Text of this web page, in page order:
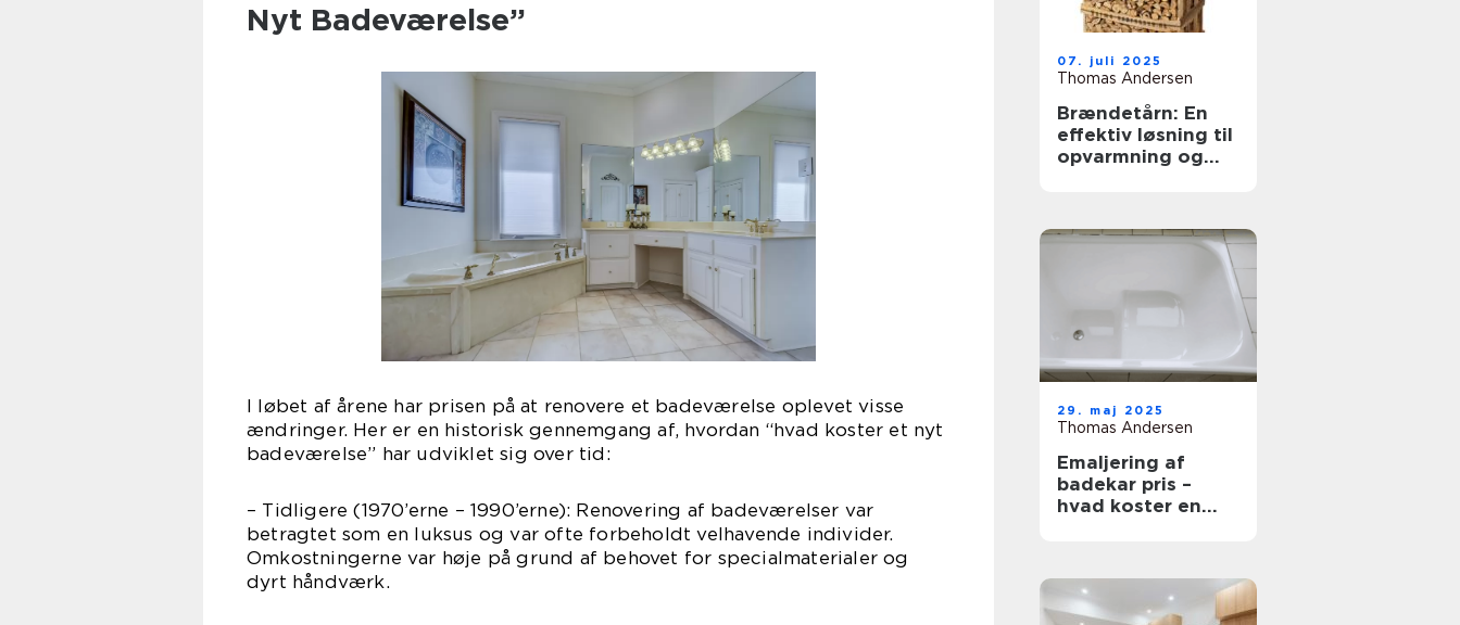
Nyt Badeværelse”
I løbet af årene har prisen på at renovere et badeværelse oplevet visse
ændringer. Her er en historisk gennemgang af, hvordan “hvad koster et nyt
badeværelse” har udviklet sig over tid:
– Tidligere (1970’erne – 1990’erne): Renovering af badeværelser var
betragtet som en luksus og var ofte forbeholdt velhavende individer.
Omkostningerne var høje på grund af behovet for specialmaterialer og
dyrt håndværk.
07. juli 2025
Thomas Andersen
Brændetårn: En
effektiv løsning til
opvarmning og
29. maj 2025
Thomas Andersen
Emaljering af
badekar pris –
hvad koster en